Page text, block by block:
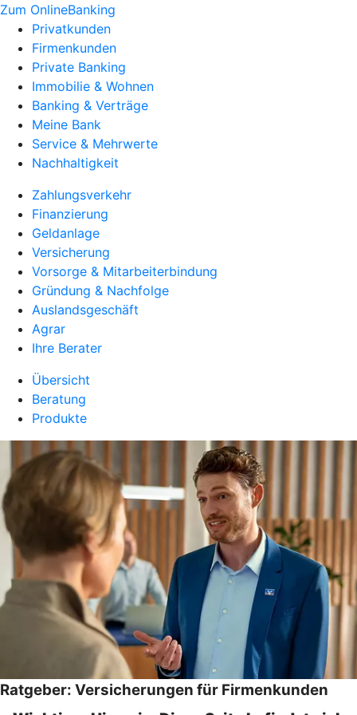
Zum OnlineBanking
Privatkunden
Firmenkunden
Private Banking
Immobilie & Wohnen
Banking & Verträge
Meine Bank
Service & Mehrwerte
Nachhaltigkeit
Zahlungsverkehr
Finanzierung
Geldanlage
Versicherung
Vorsorge & Mitarbeiterbindung
Gründung & Nachfolge
Auslandsgeschäft
Agrar
Ihre Berater
Übersicht
Beratung
Produkte
Ratgeber: Versicherungen für Firmenkunden